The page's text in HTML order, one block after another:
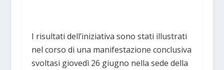
I risultati dell’iniziativa sono stati illustrati
nel corso di una manifestazione conclusiva
svoltasi giovedì 26 giugno nella sede della